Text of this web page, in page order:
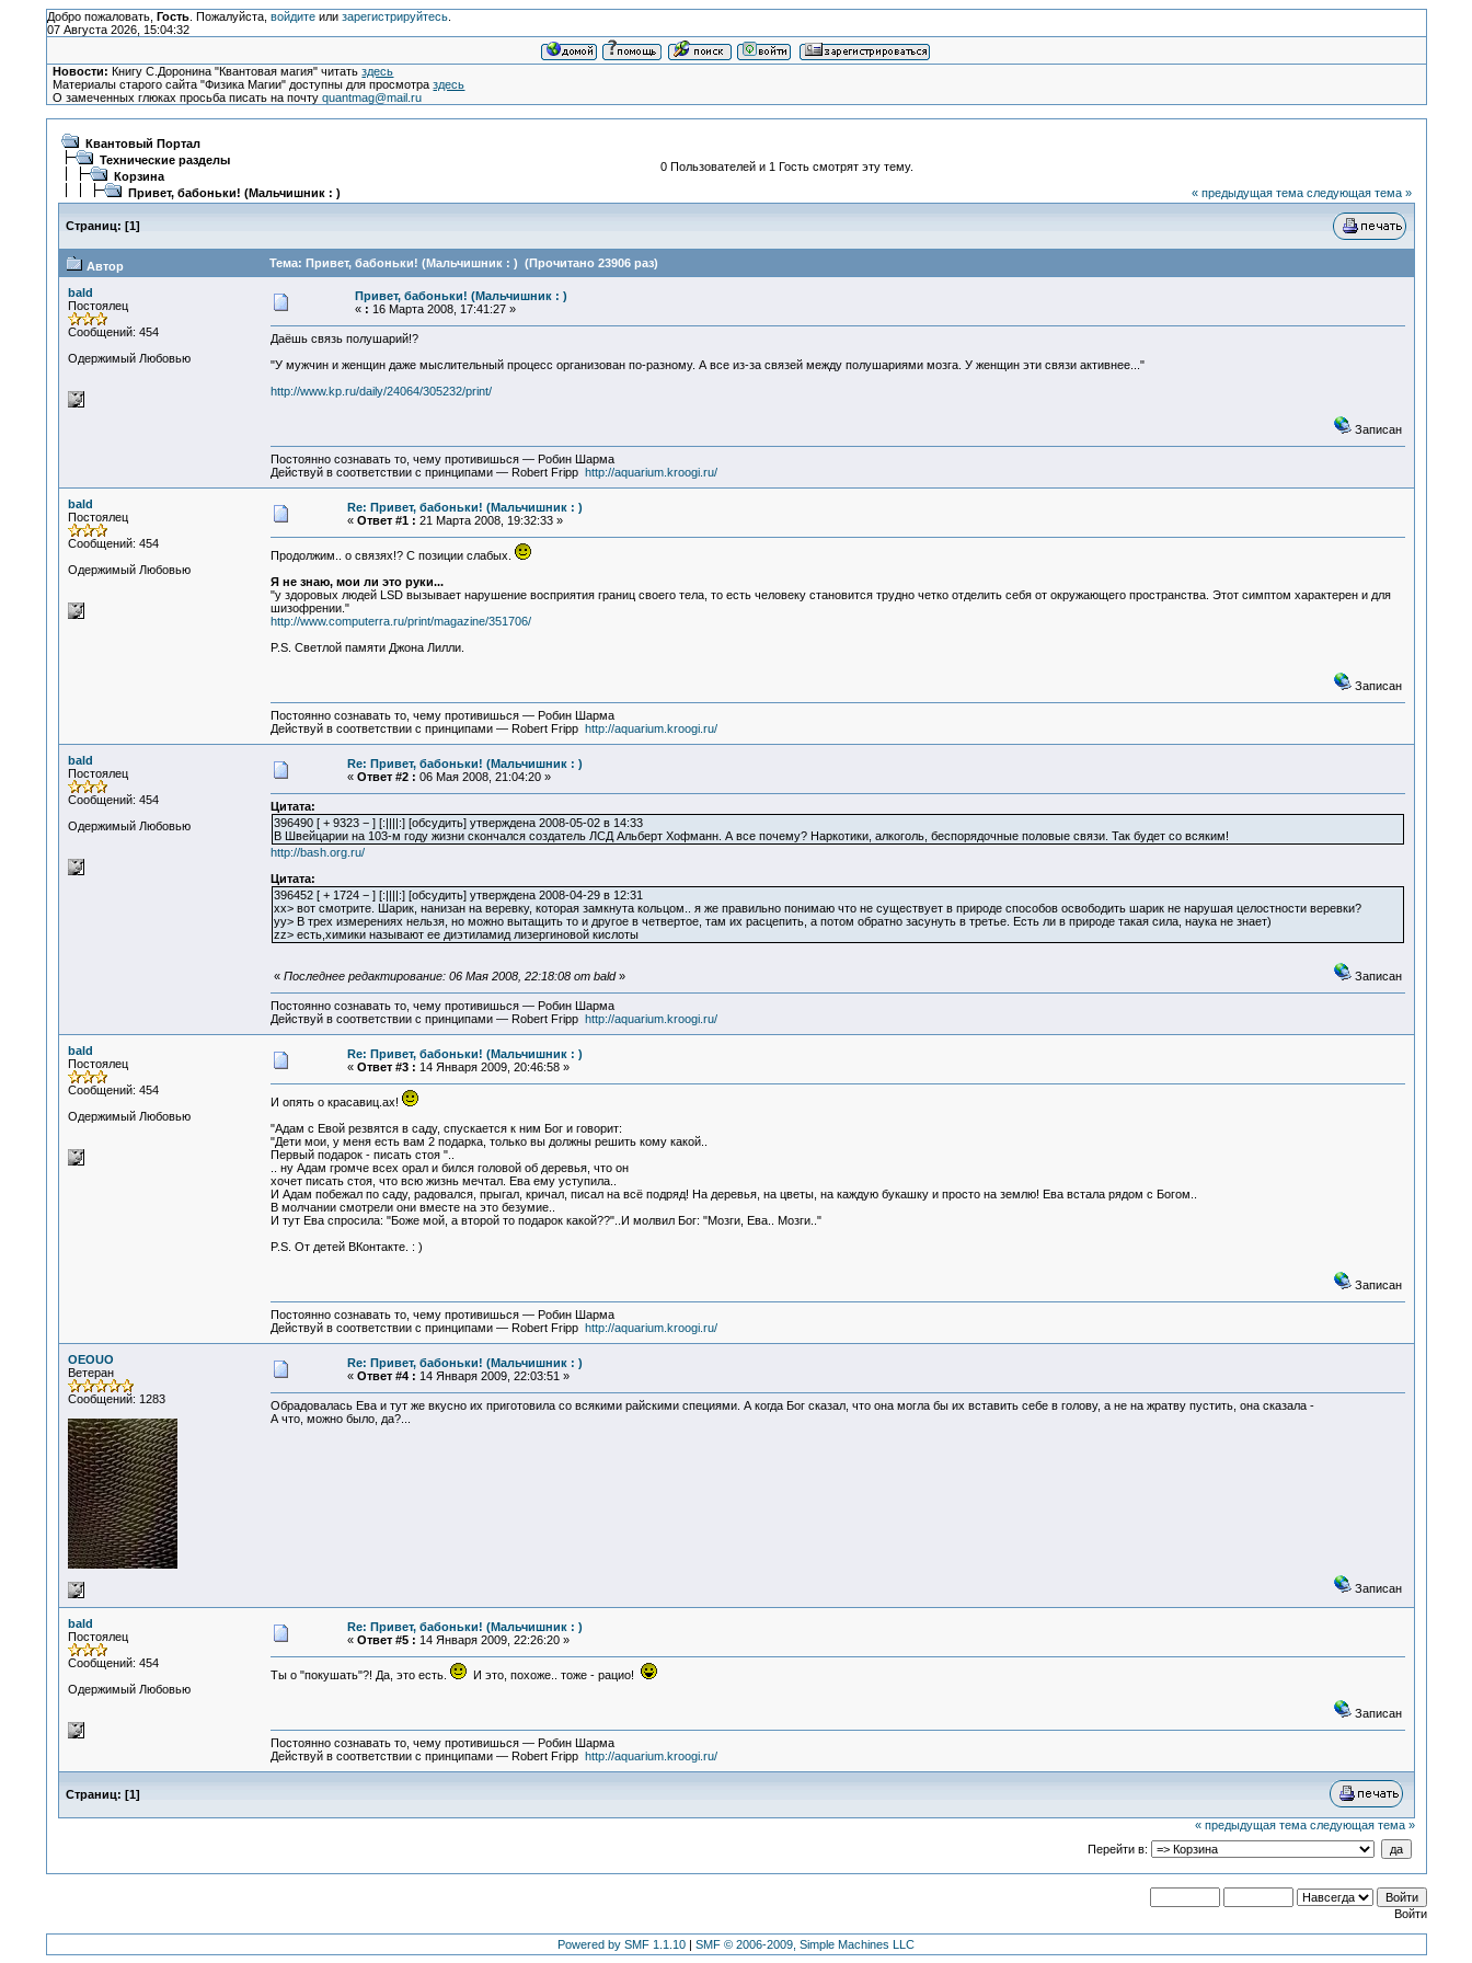
Добро пожаловать, Гость. Пожалуйста, войдитеили зарегистрируйтесь.
07 Августа 2026, 15:04:32
Новости: Книгу С.Доронина "Квантовая магия" читатьздесь
Материалы старого сайта "Физика Магии" доступны для просмотраздесь
О замеченных глюках просьба писать на почтуquantmag@mail.ru
Квантовый Портал
Технические разделы
Корзина
Привет, бабоньки! (Мальчишник : )
0 Пользователей и 1 Гость смотрят эту тему.
« предыдущая тема следующая тема »
Страниц: [1]
Автор Тема: Привет, бабоньки! (Мальчишник : ) (Прочитано 23906 раз)
bald
Постоялец
Сообщений: 454
Одержимый Любовью
Привет, бабоньки! (Мальчишник : )
« : 16 Марта 2008, 17:41:27 »
Даёшь связь полушарий!?
"У мужчин и женщин даже мыслительный процесс организован по-разному. А все из-за связей между полушариями мозга. У женщин эти связи активнее..."
http://www.kp.ru/daily/24064/305232/print/
Записан
Постоянно сознавать то, чему противишься — Робин Шарма
Действуй в соответствии с принципами — Robert Fripp http://aquarium.kroogi.ru/
bald
Постоялец
Сообщений: 454
Одержимый Любовью
Re: Привет, бабоньки! (Мальчишник : )
« Ответ #1 : 21 Марта 2008, 19:32:33 »
Продолжим.. о связях!? С позиции слабых.
Я не знаю, мои ли это руки...
"у здоровых людей LSD вызывает нарушение восприятия границ своего тела, то есть человеку становится трудно четко отделить себя от окружающего пространства. Этот симптом характерен и для
шизофрении."
http://www.computerra.ru/print/magazine/351706/
P.S. Светлой памяти Джона Лилли.
Записан
Постоянно сознавать то, чему противишься — Робин Шарма
Действуй в соответствии с принципами — Robert Fripp http://aquarium.kroogi.ru/
bald
Постоялец
Сообщений: 454
Одержимый Любовью
Re: Привет, бабоньки! (Мальчишник : )
« Ответ #2 : 06 Мая 2008, 21:04:20 »
Цитата:
396490 [ + 9323 − ] [:||||:] [обсудить] утверждена 2008-05-02 в 14:33
В Швейцарии на 103-м году жизни скончался создатель ЛСД Альберт Хофманн. А все почему? Наркотики, алкоголь, беспорядочные половые связи. Так будет со всяким!
http://bash.org.ru/
Цитата:
396452 [ + 1724 − ] [:||||:] [обсудить] утверждена 2008-04-29 в 12:31
xx> вот смотрите. Шарик, нанизан на веревку, которая замкнута кольцом.. я же правильно понимаю что не существует в природе способов освободить шарик не нарушая целостности веревки?
yy> В трех измерениях нельзя, но можно вытащить то и другое в четвертое, там их расцепить, а потом обратно засунуть в третье. Есть ли в природе такая сила, наука не знает)
zz> есть,химики называют ее диэтиламид лизергиновой кислоты
« Последнее редактирование: 06 Мая 2008, 22:18:08 от bald» Записан
Постоянно сознавать то, чему противишься — Робин Шарма
Действуй в соответствии с принципами — Robert Fripp http://aquarium.kroogi.ru/
bald
Постоялец
Сообщений: 454
Одержимый Любовью
Re: Привет, бабоньки! (Мальчишник : )
« Ответ #3 : 14 Января 2009, 20:46:58 »
И опять о красавиц.ах!
"Адам с Евой резвятся в саду, спускается к ним Бог и говорит:
"Дети мои, у меня есть вам 2 подарка, только вы должны решить кому какой..
Первый подарок - писать стоя "..
.. ну Адам громче всех орал и бился головой об деревья, что он
хочет писать стоя, что всю жизнь мечтал. Ева ему уступила..
И Адам побежал по саду, радовался, прыгал, кричал, писал на всё подряд! На деревья, на цветы, на каждую букашку и просто на землю! Ева встала рядом с Богом..
В молчании смотрели они вместе на это безумие..
И тут Ева спросила: "Боже мой, а второй то подарок какой??"..И молвил Бог: "Мозги, Ева.. Мозги.."
P.S. От детей ВКонтакте. : )
Записан
Постоянно сознавать то, чему противишься — Робин Шарма
Действуй в соответствии с принципами — Robert Fripp http://aquarium.kroogi.ru/
OEOUO
Ветеран
Сообщений: 1283
Re: Привет, бабоньки! (Мальчишник : )
« Ответ #4 : 14 Января 2009, 22:03:51 »
Обрадовалась Ева и тут же вкусно их приготовила со всякими райскими специями. А когда Бог сказал, что она могла бы их вставить себе в голову, а не на жратву пустить, она сказала -
А что, можно было, да?...
Записан
bald
Постоялец
Сообщений: 454
Одержимый Любовью
Re: Привет, бабоньки! (Мальчишник : )
« Ответ #5 : 14 Января 2009, 22:26:20 »
Ты о "покушать"?! Да, это есть. И это, похоже.. тоже - рацио!
Записан
Постоянно сознавать то, чему противишься — Робин Шарма
Действуй в соответствии с принципами — Robert Fripp http://aquarium.kroogi.ru/
Страниц: [1]
« предыдущая тема следующая тема »
Перейти в:
Войти
Powered by SMF 1.1.10 | SMF © 2006-2009, Simple Machines LLC